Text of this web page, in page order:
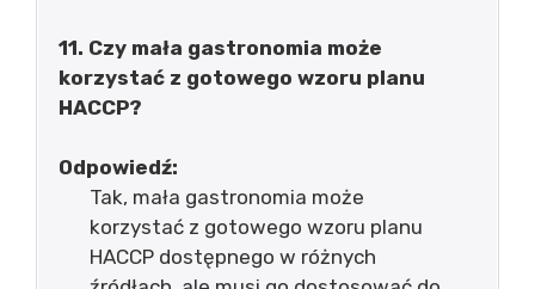
11. Czy mała gastronomia może
korzystać z gotowego wzoru planu
HACCP?
Odpowiedź:
Tak, mała gastronomia może
korzystać z gotowego wzoru planu
HACCP dostępnego w różnych